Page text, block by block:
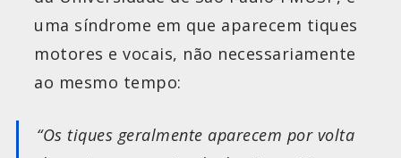
uma síndrome em que aparecem tiques
motores e vocais, não necessariamente
ao mesmo tempo:
“Os tiques geralmente aparecem por volta